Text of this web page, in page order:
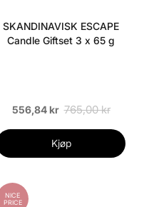
SKANDINAVISK ESCAPE
Candle Giftset 3 x 65 g
556,84 kr 765,00 kr
Kjøp
NICE
PRICE